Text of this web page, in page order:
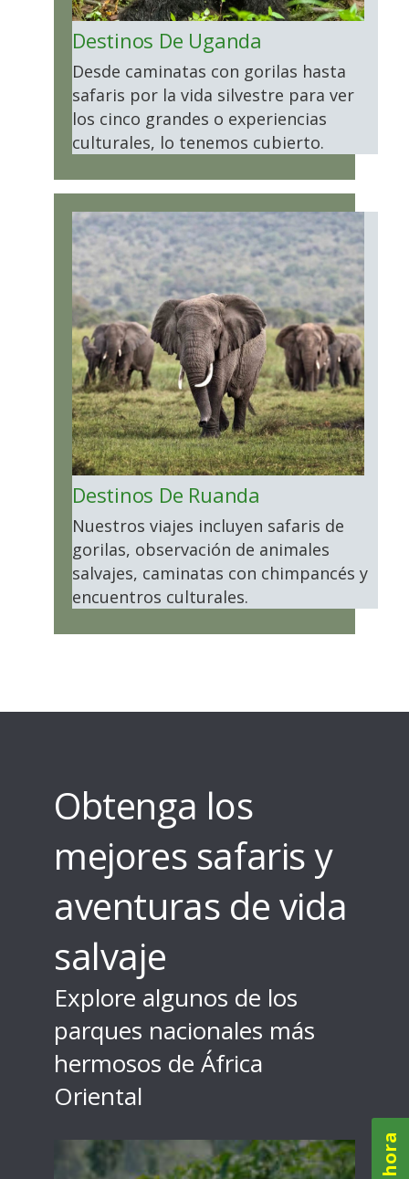
Destinos De Uganda
Desde caminatas con gorilas hasta
safaris por la vida silvestre para ver
los cinco grandes o experiencias
culturales, lo tenemos cubierto.
Destinos De Ruanda
Nuestros viajes incluyen safaris de
gorilas, observación de animales
salvajes, caminatas con chimpancés y
encuentros culturales.
Obtenga los
mejores safaris y
aventuras de vida
salvaje
Explore algunos de los
parques nacionales más
hermosos de África
Oriental